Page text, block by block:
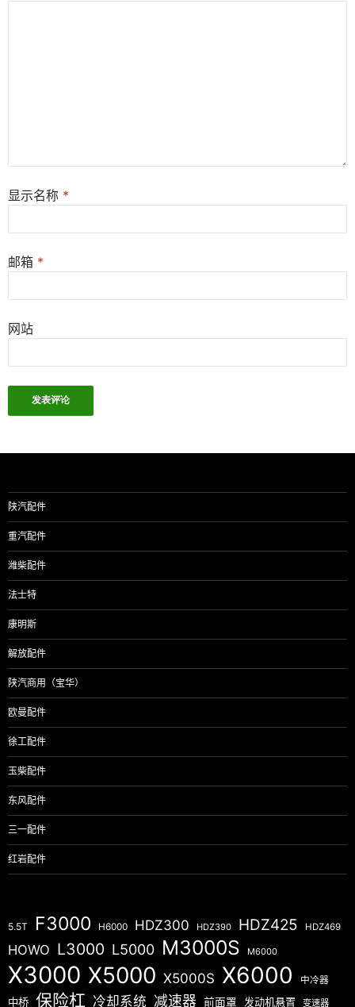
显示名称 *
邮箱 *
网站
陕汽配件
重汽配件
潍柴配件
法士特
康明斯
解放配件
陕汽商用（宝华）
欧曼配件
徐工配件
玉柴配件
东风配件
三一配件
红岩配件
5.5T F3000 H6000 HDZ300 HDZ390 HDZ425 HDZ469
HOWO L3000 L5000 M3000S M6000
X3000 X5000 X5000S X6000 中冷器
中桥 保险杠 冷却系统 减速器 前面罩 发动机悬置 变速器